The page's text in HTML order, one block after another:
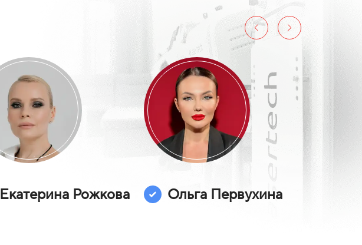
Екатерина Рожкова Ольга Первухина